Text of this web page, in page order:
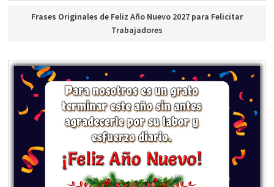
Frases Originales de Feliz Año Nuevo 2027 para Felicitar
Trabajadores